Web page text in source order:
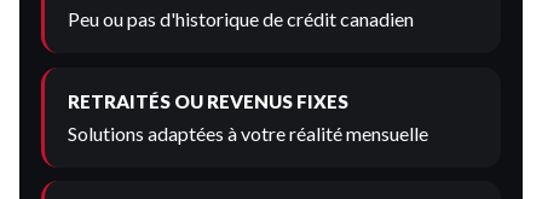
Peu ou pas d'historique de crédit canadien
RETRAITÉS OU REVENUS FIXES
Solutions adaptées à votre réalité mensuelle